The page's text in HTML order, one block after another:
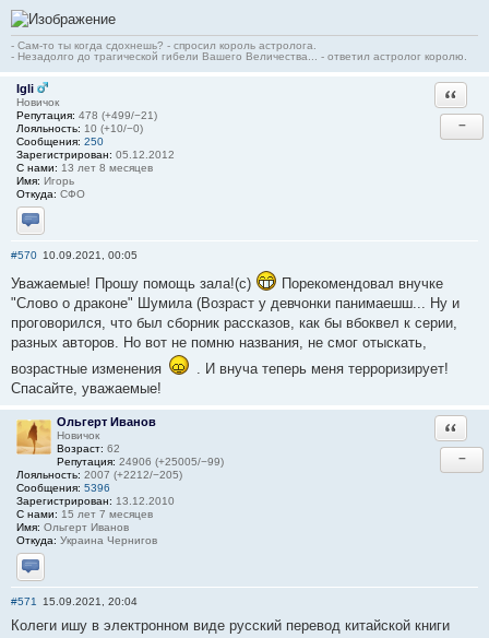
- Сам-то ты когда сдохнешь? - спросил король астролога.
- Незадолго до трагической гибели Вашего Величества... - ответил астролог королю.
Igli
Новичок
Репутация: 478 (+499/−21)
Лояльность: 10 (+10/−0)
Сообщения: 250
Зарегистрирован: 05.12.2012
С нами: 13 лет 8 месяцев
Имя: Игорь
Откуда: СФО
Отправить личное сообщение
−
#570 10.09.2021, 00:05
Уважаемые! Прошу помощь зала!(с)
Порекомендовал внучке
"Слово о драконе" Шумила (Возраст у девчонки панимаешш... Ну и
проговорился, что был сборник рассказов, как бы вбоквел к серии,
разных авторов. Но вот не помню названия, не смог отыскать,
возрастные изменения
. И внуча теперь меня терроризирует!
Спасайте, уважаемые!
Ольгерт Иванов
Новичок
Возраст: 62
Репутация: 24906 (+25005/−99)
Лояльность: 2007 (+2212/−205)
Сообщения: 5396
Зарегистрирован: 13.12.2010
С нами: 15 лет 7 месяцев
Имя: Ольгерт Иванов
Откуда: Украина Чернигов
Отправить личное сообщение
−
#571 15.09.2021, 20:04
Колеги ишу в электронном виде русский перевод китайской книги